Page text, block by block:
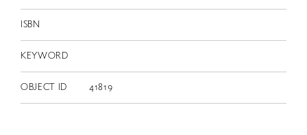
ISBN
KEYWORD
OBJECT ID 41819